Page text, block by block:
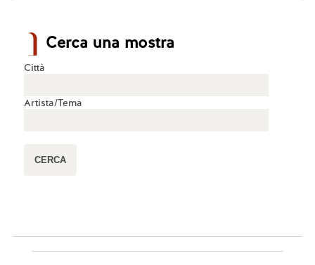
Cerca una mostra
Città
Artista/Tema